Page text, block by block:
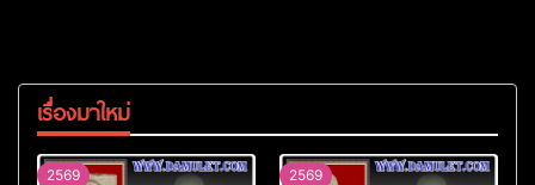
เรื่องมาใหม่
2569
2569